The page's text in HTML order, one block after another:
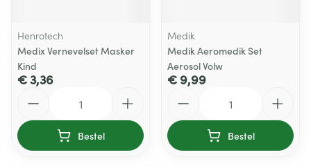
Henrotech
Medix Vernevelset Masker
Kind
€ 3,36
Bestel
Medik
Medik Aeromedik Set
Aerosol Volw
€ 9,99
Bestel